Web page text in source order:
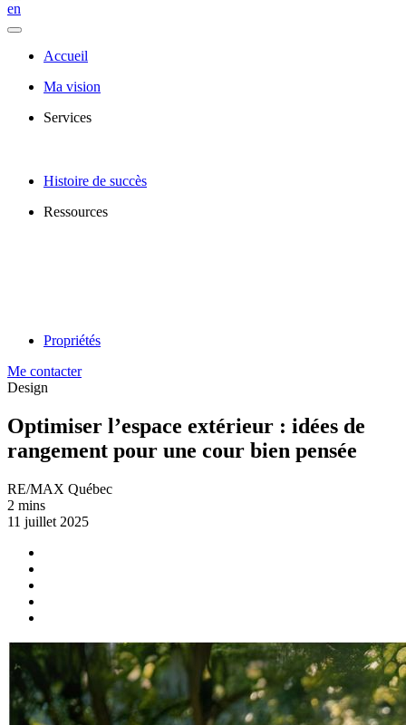
en
Accueil
Ma vision
Services
Histoire de succès
Ressources
Propriétés
Me contacter
Design
Optimiser l’espace extérieur : idées de
rangement pour une cour bien pensée
RE/MAX Québec
2 mins
11 juillet 2025